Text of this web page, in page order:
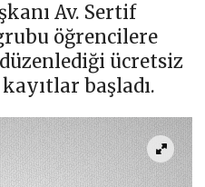
Av. Sertif
öğrencilere
ücretsiz
başladı.